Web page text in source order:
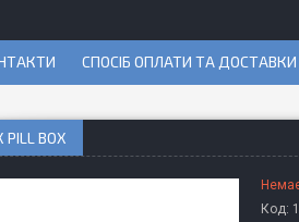
СПОСІБ ОПЛАТИ ТА ДОСТАВКИ
PILL BOX
Код: